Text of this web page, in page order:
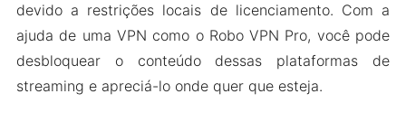
devido a restrições locais de licenciamento. Com a
ajuda de uma VPN como o Robo VPN Pro, você pode
desbloquear o conteúdo dessas plataformas de
streaming e apreciá-lo onde quer que esteja.